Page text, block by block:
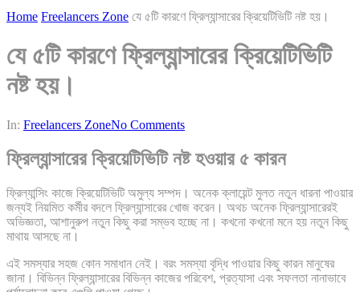
Home Freelancers Zone যে ৫টি কারণে ফ্রিল্যান্সারের ক্রিয়েটিভিটি নষ্ট হয়।
যে ৫টি কারণে ফ্রিল্যান্সারের ক্রিয়েটিভিটি
নষ্ট হয়।
In: Freelancers ZoneNo Comments
ফ্রিল্যান্সারের ক্রিয়েটিভিটি নষ্ট হওয়ার ৫ কারন
ফ্রিল্যান্সিং কাজে ক্রিয়েটিভিটি অমুল্য সম্পদ। অনেক ক্লায়েন্ট মুলত নতুন ধারনা পাওয়ার
জন্যই নিয়মিত কর্মীর বদলে ফ্রিল্যান্সারের খোজ করেন। অথচ অনেক ফ্রিল্যান্সারেরই
অভিজ্ঞতা, আশানুরুপ নতুন কিছু করা সম্ভব হচ্ছে না। কখনো কখনো মনে হয় নতুন কিছু
মাথায় আসছে না।
এই সমস্যার সহজ কোন সমাধান নেই। বরং সমস্যা বৃদ্ধি পাওয়ার কিছু কারন মানুষের
জানা। বিভিন্ন ফ্রিল্যান্সারের বিভিন্ন কাজের পরিবেশ, প্রত্যাসা এবং সফলতা নানাভাবে